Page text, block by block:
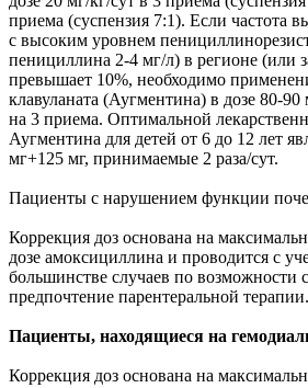
приема (суспензия 7:1). Если частота
с высоким уровнем
пенициллина 2-4 мг/л) в регионе (или
превышает 10%, необходимо
клавуланата (Аугментина) в дозе 80-90
на 3 приема. Оптимальной
Аугментина для детей от 6 до 12 лет
мг+125 мг, принимаемые 2 раза/сут.
Пациенты с нарушением функции
Коррекция доз основана на
дозе амоксициллина и проводится с
большинстве случаев по возможности
предпочтение парентеральной терапии.
Пациенты, находящиеся на
Коррекция доз основана на